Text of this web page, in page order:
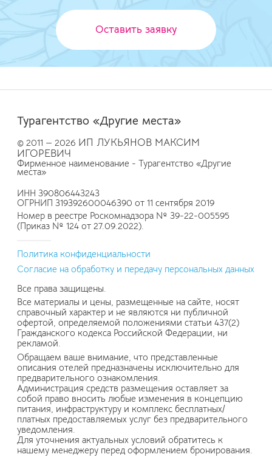
Оставить заявку
Турагентство «Другие места»
© 2011 — 2026 ИП ЛУКЬЯНОВ МАКСИМ
ИГОРЕВИЧ
Фирменное наименование - Турагентство «Другие
места»
ИНН 390806443243
ОГРНИП 319392600046390 от 11 сентября 2019
Номер в реестре Роскомнадзора № 39-22-005595
(Приказ № 124 от 27.09.2022).
Политика конфиденциальности
Согласие на обработку и передачу персональных данных
Все права защищены.
Все материалы и цены, размещенные на сайте, носят
справочный характер и не являются ни публичной
офертой, определяемой положениями статьи 437(2)
Гражданского кодекса Российской Федерации, ни
рекламой.
Обращаем ваше внимание, что представленные
описания отелей предназначены исключительно для
предварительного ознакомления.
Администрация средств размещения оставляет за
собой право вносить любые изменения в концепцию
питания, инфраструктуру и комплекс бесплатных/
платных предоставляемых услуг без предварительного
уведомления.
Для уточнения актуальных условий обратитесь к
нашему менеджеру перед оформлением бронирования.